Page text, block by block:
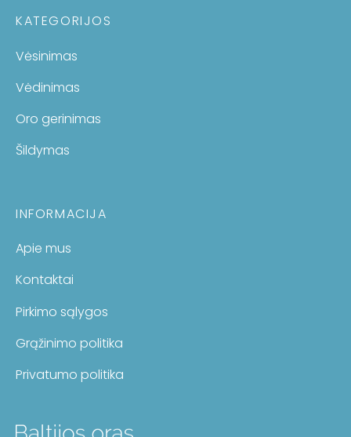
KATEGORIJOS
Vėsinimas
Vėdinimas
Oro gerinimas
Šildymas
INFORMACIJA
Apie mus
Kontaktai
Pirkimo sąlygos
Grąžinimo politika
Privatumo politika